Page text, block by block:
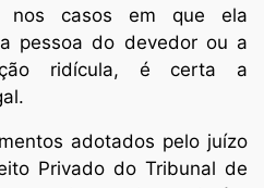
nos casos em que ela
pessoa do devedor ou a
ridícula, é certa a
adotados pelo juízo
Privado do Tribunal de